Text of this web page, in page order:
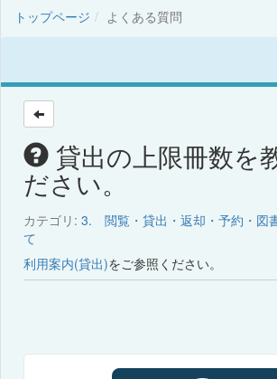
トップページ よくある質問
貸出の上限冊数を
ださい。
カテゴリ: 3. 閲覧・貸出・返却・予約・図
て
利用案内(貸出)をご参照ください。